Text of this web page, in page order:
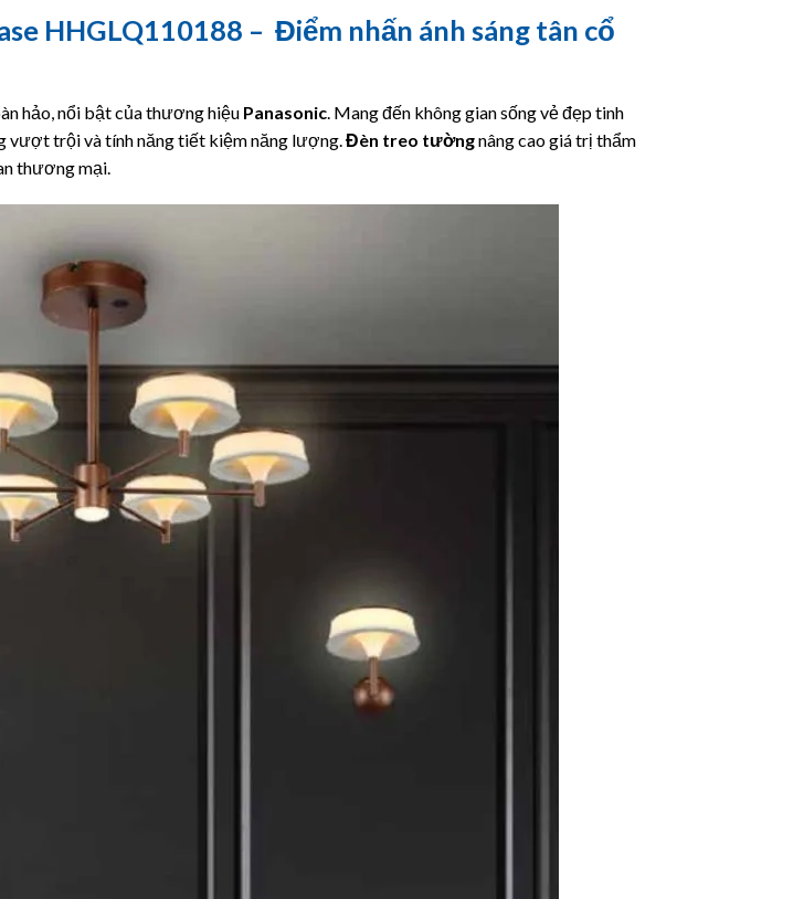
HHGLQ110188 – Điểm nhấn ánh sáng tân cổ
hảo, nổi bật của thương hiệu Panasonic. Mang đến không gian sống vẻ đẹp tinh
vượt trội và tính năng tiết kiệm năng lượng.Đèn treo tườngnâng cao giá trị thẩm
thương mại.